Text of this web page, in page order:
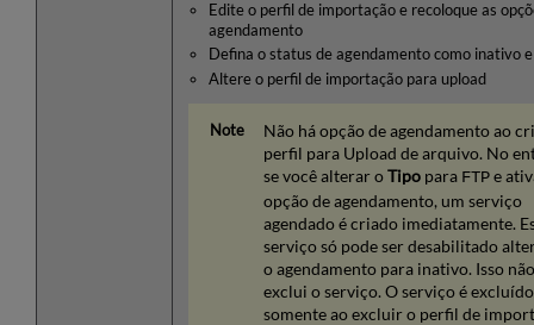
Edite o perfil de importação e recoloque as
agendamento
Defina o status de agendamento como inativo
Altere o perfil de importação para upload
Não há opção de agendamento ao
perfil para Upload de arquivo. No
se você alterar oTipopara FTPe
opção de agendamento, um serviço
agendado é criado imediatamente.
serviço só pode ser desabilitado
o agendamento para inativo. Isso não
exclui o serviço. O serviço é excluído
somente ao excluir o perfil de